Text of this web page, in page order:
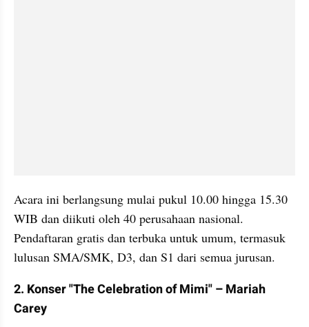
Acara ini berlangsung mulai pukul 10.00 hingga 15.30
WIB dan diikuti oleh 40 perusahaan nasional.
Pendaftaran gratis dan terbuka untuk umum, termasuk
lulusan SMA/SMK, D3, dan S1 dari semua jurusan.
2. Konser "The Celebration of Mimi" – Mariah
Carey